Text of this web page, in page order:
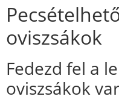
oviszsákok
Fedezd fel a
oviszsákok